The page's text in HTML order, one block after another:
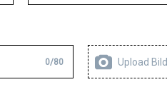
0/80 Upload Bild